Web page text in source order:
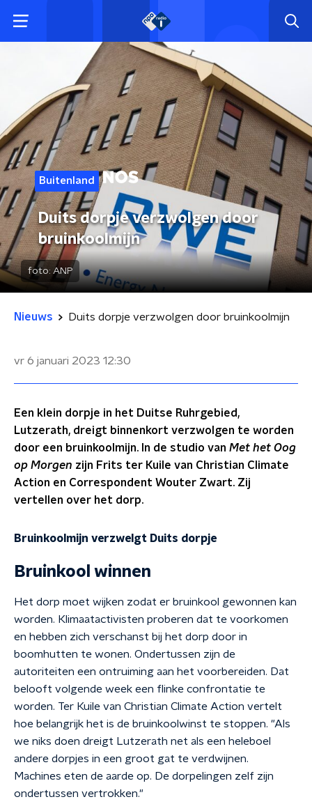
Buitenland
Duits dorpje verzwolgen door
bruinkoolmijn
foto: ANP
Nieuws Duits dorpje verzwolgen door bruinkoolmijn
vr 6 januari 2023 12:30
Een klein dorpje in het Duitse Ruhrgebied,
Lutzerath, dreigt binnenkort verzwolgen te worden
door een bruinkoolmijn. In de studio van Met het Oog
op Morgen zijn Frits ter Kuile van Christian Climate
Action en Correspondent Wouter Zwart. Zij
vertellen over het dorp.
Bruinkoolmijn verzwelgt Duits dorpje
Bruinkool winnen
Het dorp moet wijken zodat er bruinkool gewonnen kan
worden. Klimaatactivisten proberen dat te voorkomen
en hebben zich verschanst bij het dorp door in
boomhutten te wonen. Ondertussen zijn de
autoriteiten een ontruiming aan het voorbereiden. Dat
belooft volgende week een flinke confrontatie te
worden. Ter Kuile van Christian Climate Action vertelt
hoe belangrijk het is de bruinkoolwinst te stoppen. "Als
we niks doen dreigt Lutzerath net als een heleboel
andere dorpjes in een groot gat te verdwijnen.
Machines eten de aarde op. De dorpelingen zelf zijn
ondertussen vertrokken."